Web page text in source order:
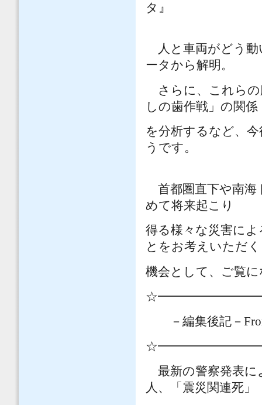
タ』
人と車両がどう動
ータから解明。
さらに、これらの
しの歯作戦」の関係
を分析するなど、
うです。
首都圏直下や南海
めて将来起こり
得る様々な災害に
とをお考えいただく
機会として、ご覧
－編集後記－
最新の警察発表に
人、「震災関連死」